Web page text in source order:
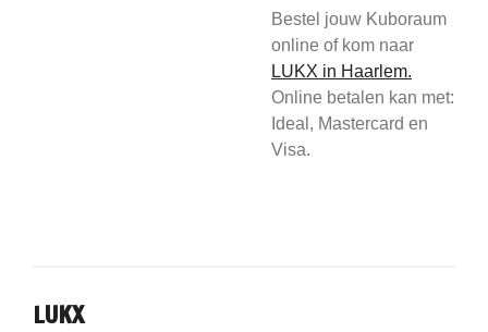
Bestel jouw Kuboraum
online of kom naar
LUKX in Haarlem.
Online betalen kan met:
Ideal, Mastercard en
Visa.
LUKX